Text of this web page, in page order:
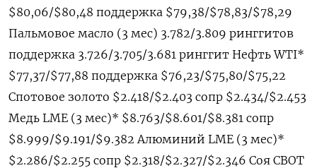
$80,06/$80,48 поддержка $79,38/$78,83/$78,29
Пальмовое масло (3 мес) 3.782/3.809 ринггитов
поддержка 3.726/3.705/3.681 ринггит Нефть WTI*
$77,37/$77,88 поддержка $76,23/$75,80/$75,22
Спотовое золото $2.418/$2.403 сопр $2.434/$2.453
Медь LME (3 мес)* $8.763/$8.601/$8.381 сопр
$8.999/$9.191/$9.382 Алюминий LME (3 мес)*
$2.286/$2.255 сопр $2.318/$2.327/$2.346 Соя CBOT